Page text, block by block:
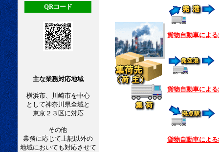
QRコード
主な業務対応地域
横浜市、川崎市を中心
として神奈川県全域と
東京２３区に対応
その他
業務に応じて上記以外の
地域においても対応させて
貨物自動車によ
貨物自動車によ
貨物自動車によ